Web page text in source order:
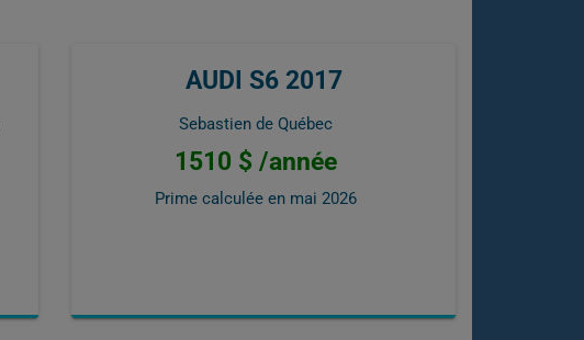
AUDI S6 2017
Sebastien de Québec
1510 $ /année
Prime calculée en mai 2026